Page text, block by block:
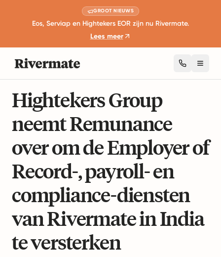
GROOT NIEUWS
Eos, Serviap en Hightekers EOR zijn nu Rivermate.
Lees meer
Hightekers Group
neemt Remunance
over om de Employer of
Record-, payroll- en
compliance-diensten
van Rivermate in India
te versterken